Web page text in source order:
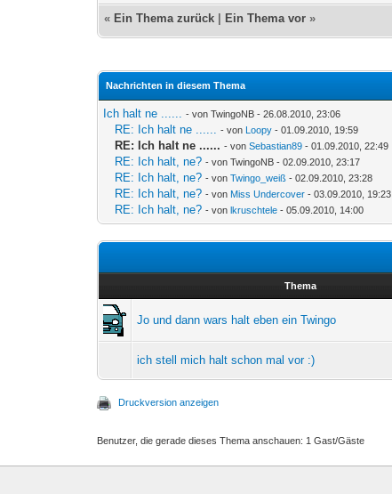
« Ein Thema zurück Ein Thema vor »
Nachrichten in diesem Thema
Ich halt ne ...... - von TwingoNB - 26.08.2010, 23:06
RE: Ich halt ne ...... - von Loopy - 01.09.2010, 19:59
RE: Ich halt ne ...... - vonSebastian89 - 01.09.2010, 22:49
RE: Ich halt, ne? - von TwingoNB - 02.09.2010, 23:17
RE: Ich halt, ne? - vonTwingo_weiß - 02.09.2010, 23:28
RE: Ich halt, ne? - von Miss Undercover - 03.09.2010, 19:23
RE: Ich halt, ne? - vonlkruschtele - 05.09.2010, 14:00
Thema
Jo und dann wars halt eben ein Twingo
ich stell mich halt schon mal vor :)
Druckversion anzeigen
Benutzer, die gerade dieses Thema anschauen: 1 Gast/Gäste